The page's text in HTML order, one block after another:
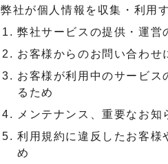
弊社が個人情報を収集・利用
弊社サービスの提供・運営
お客様からのお問い合わせ
お客様が利用中のサービス
るため
メンテナンス、重要なお
利用規約に違反したお客様
め